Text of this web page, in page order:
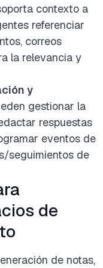
contexto a
referenciar
correos
la relevancia y
y
gestionar la
respuestas
eventos de
seguimientos de
de
de notas,